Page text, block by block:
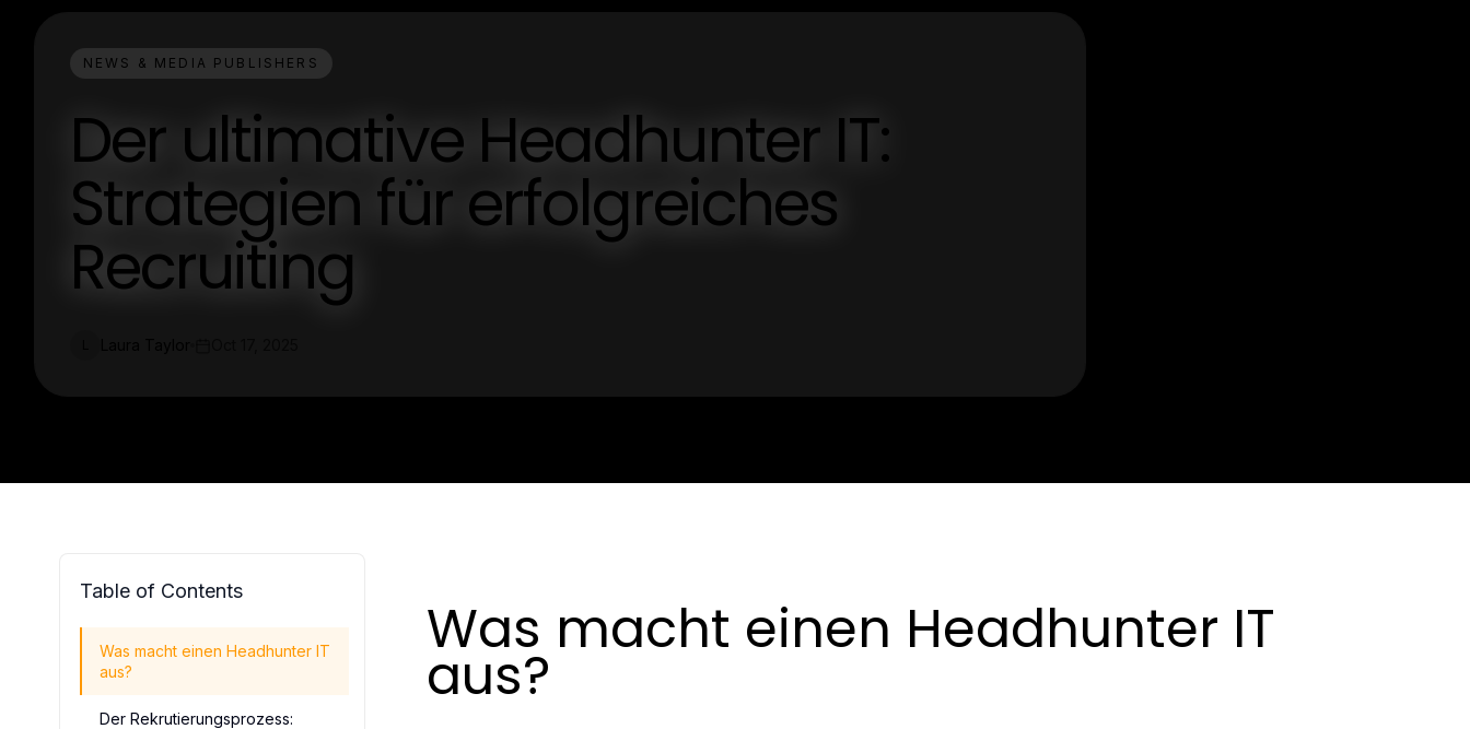
NEWS & MEDIA PUBLISHERS
Der ultimative Headhunter IT:
Strategien für erfolgreiches
Recruiting
Table of Contents
Was macht einen Headhunter IT
aus?
Der Rekrutierungsprozess:
Was macht einen Headhunter IT
aus?